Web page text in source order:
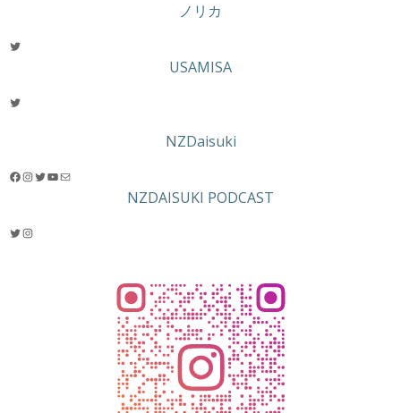
ノリカ
Twitter
USAMISA
Twitter
NZDaisuki
Facebook InstagramTwitter YouTube メール
NZDAISUKI PODCAST
Twitter Instagram